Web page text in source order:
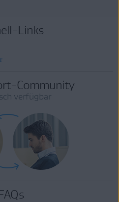
Links
Community
verfügbar